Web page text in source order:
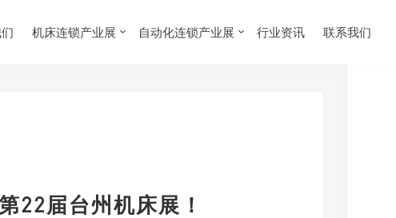
机床连锁产业展 自动化连锁产业展 行业资讯 联系我们
22届台州机床展！